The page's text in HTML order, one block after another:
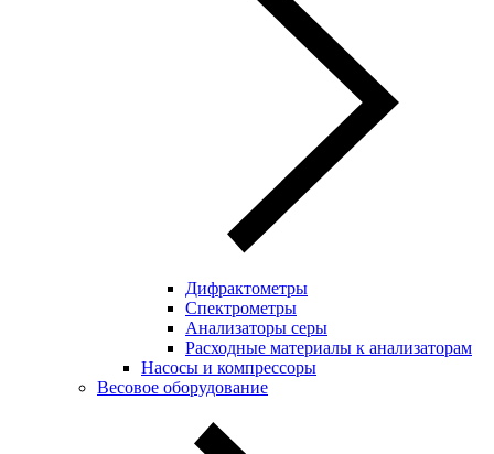
Дифрактометры
Спектрометры
Анализаторы серы
Расходные материалы к анализаторам
Насосы и компрессоры
Весовое оборудование